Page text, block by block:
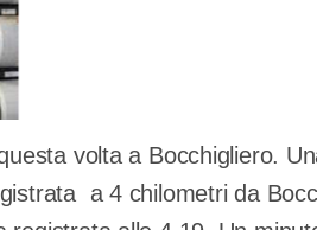
volta a Bocchigliero.
a 4 chilometri da